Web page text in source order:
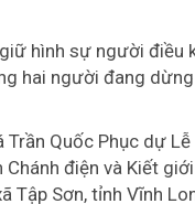
hình sự người điều
hai người đang
Trần Quốc Phục dự Lễ
Chánh điện và Kiết
Tập Sơn, tỉnh Vĩnh